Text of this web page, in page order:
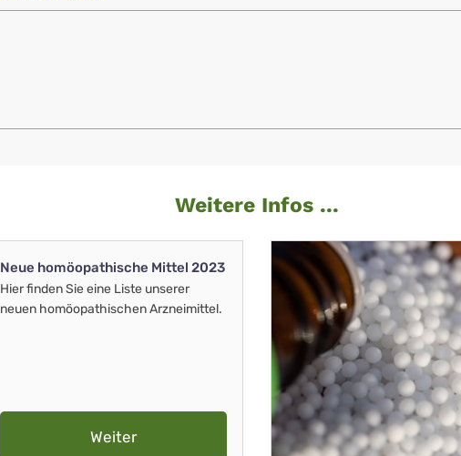
Weitere Infos ...
Neue homöopathische Mittel 2023
Hier finden Sie eine Liste unserer
neuen homöopathischen Arzneimittel.
Weiter